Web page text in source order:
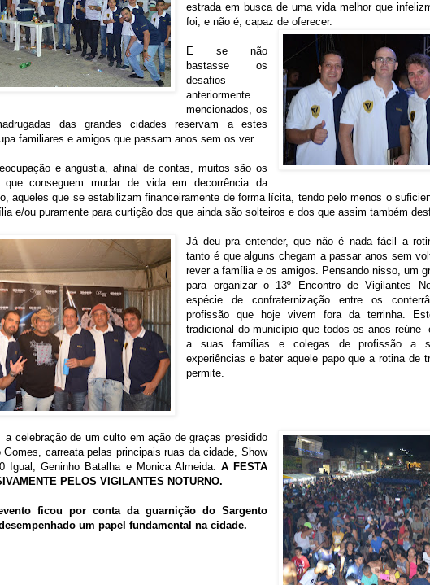
estrada em busca de uma vida melhor que
foi, e não é, capaz de oferecer.
E se não
bastasse os
desafios
anteriormente
mencionados, os
das grandes cidades reservam a estes
familiares e amigos que passam anos sem os ver.
e angústia, afinal de contas, muitos são os
que conseguem mudar de vida em decorrência da
aqueles que se estabilizam financeiramente de forma lícita, tendo pelo menos o
e/ou puramente para curtição dos que ainda são solteiros e dos que assim também
Já deu pra entender, que não é nada fácil a
tanto é que alguns chegam a passar anos sem
rever a família e os amigos. Pensando nisso, um
para organizar o 13º Encontro de Vigilantes
espécie de confraternização entre os
profissão que hoje vivem fora da terrinha.
tradicional do município que todos os anos reúne
a suas famílias e colegas de profissão a
experiências e bater aquele papo que a rotina de
permite.
celebração de um culto em ação de graças presidido
Gomes, carreata pelas principais ruas da cidade, Show
Igual, Geninho Batalha e Monica Almeida. A FESTA
PELOS VIGILANTES NOTURNO.
ficou por conta da guarnição do Sargento
um papel fundamental na cidade.